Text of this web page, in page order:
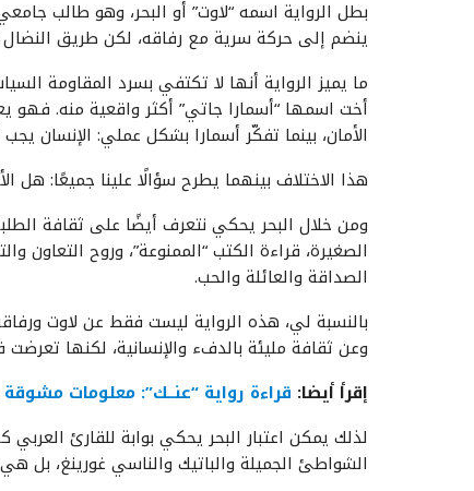
بطل الرواية اسمه “لاوت” أو البحر، وهو طالب
ينضم إلى حركة سرية مع رفاقه، لكن طريق النضال
ما يميز الرواية أنها لا تكتفي بسرد المقاومة
أخت اسمها “أسمارا جاتي” أكثر واقعية منه. فهو
الأمان، بينما تفكّر أسمارا بشكل عملي: الإنسان
هذا الاختلاف بينهما يطرح سؤالًا علينا جميعًا: هل
ومن خلال البحر يحكي نتعرف أيضًا على ثقافة
الصغيرة، قراءة الكتب “الممنوعة”، وروح
الصداقة والعائلة والحب.
بالنسبة لي، هذه الرواية ليست فقط عن لاوت
وعن ثقافة مليئة بالدفء والإنسانية، لكنها
إقرأ أيضا: قراءة رواية “عنــك”: معلومات
لذلك يمكن اعتبار البحر يحكي بوابة للقارئ
الشواطئ الجميلة والباتيك والناسي غورينغ،